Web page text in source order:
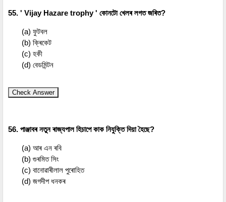
55. ' Vijay Hazare trophy ' কোনটো খেলৰ লগত জৰিত?
(a) ফুটবল
(b) ক্ৰিকেট
(c) হকী
(d) বেডমিন্টন
Check Answer
56. পাঞ্জাবৰ নতুন ৰাজ্যপাল হিচাপে কাক নিযুক্তি দিয়া হৈছে?
(a) আৰ এন ৰবি
(b) গুৰমিত সিং
(c) বানোৱাৰীলাল পুৰোহিত
(d) জগদীপ ধনকৰ